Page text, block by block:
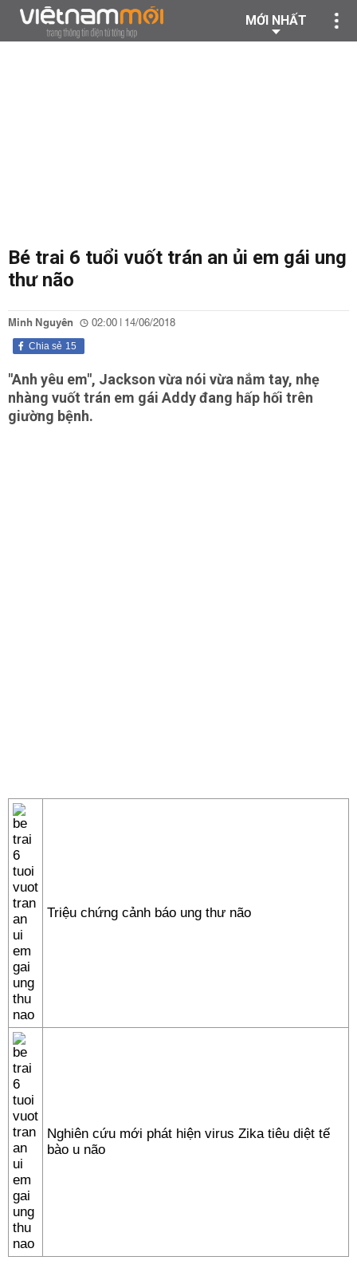
MỚI NHẤT
Bé trai 6 tuổi vuốt trán an ủi em gái ung
thư não
Minh Nguyên 02:00 | 14/06/2018
15
Chia sẻ
"Anh yêu em", Jackson vừa nói vừa nắm tay, nhẹ
nhàng vuốt trán em gái Addy đang hấp hối trên
giường bệnh.
Triệu chứng cảnh báo ung thư não
Nghiên cứu mới phát hiện virus Zika tiêu diệt tế
bào u não